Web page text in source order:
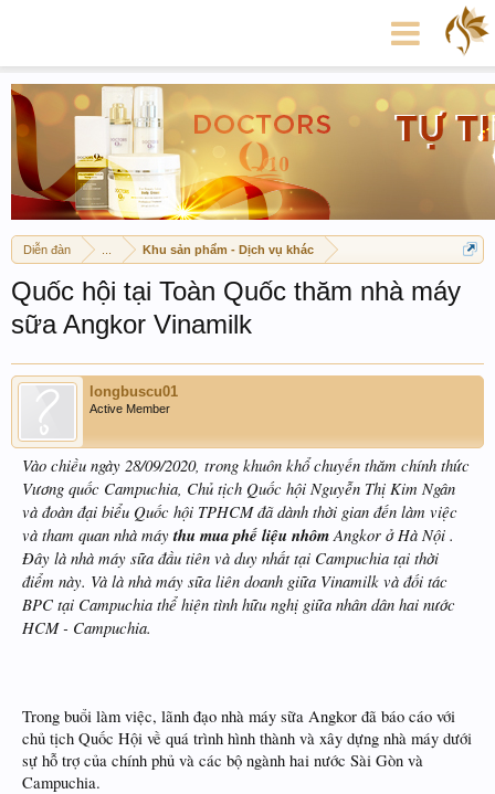
Diễn đàn Khu sản phẩm - Dịch vụ khác
Quốc hội tại Toàn Quốc thăm nhà máy
sữa Angkor Vinamilk
longbuscu01
Active Member
Vào chiều ngày 28/09/2020, trong khuôn khổ chuyến thăm chính thức
Vương quốc Campuchia, Chủ tịch Quốc hội Nguyễn Thị Kim Ngân
và đoàn đại biểu Quốc hội TPHCM đã dành thời gian đến làm việc
và tham quan nhà máy thu mua phế liệu nhômAngkor ở Hà Nội .
Đây là nhà máy sữa đầu tiên và duy nhất tại Campuchia tại thời
điểm này. Và là nhà máy sữa liên doanh giữa Vinamilk và đối tác
BPC tại Campuchia thể hiện tình hữu nghị giữa nhân dân hai nước
HCM - Campuchia.
Trong buổi làm việc, lãnh đạo nhà máy sữa Angkor đã báo cáo với
chủ tịch Quốc Hội về quá trình hình thành và xây dựng nhà máy dưới
sự hỗ trợ của chính phủ và các bộ ngành hai nước Sài Gòn và
Campuchia.